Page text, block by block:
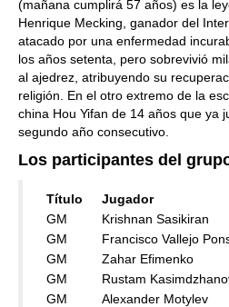
(mañana cumplirá 57 años) es la
Henrique Mecking, ganador del
atacado por una enfermedad
los años setenta, pero sobrevivió
al ajedrez, atribuyendo su
religión. En el otro extremo de la
china Hou Yifan de 14 años que ya
segundo año consecutivo.
Los participantes del
Título Jugador
GM
Krishnan Sasikiran
GM
Francisco Vallejo
GM
Zahar Efimenko
GM
Rustam
GM
Alexander Motylev